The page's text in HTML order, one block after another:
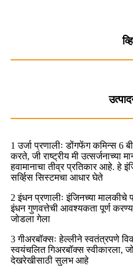
1 उर्जा प्रणालीः डोंगफेंग कमिन्स 6
करते, जी राष्ट्रीय मी
हवामानाचा तीव्र प्रतिकार आहे. हे
सर्व्हिस सिस्टमचा आधार घेते
2 इंधन प्रणालीः इंजिनच्या मालकीचे
इंधन गुणवत्तेची आवश्यकता पूर्ण
जोडला गेला
3 गीअरबॉक्सः हेल्लीने स्वतंत्रपणे
स्वयंचलित गिअरबॉक्स स्वीकारला,
देखरेखीसाठी सुलभ आहे